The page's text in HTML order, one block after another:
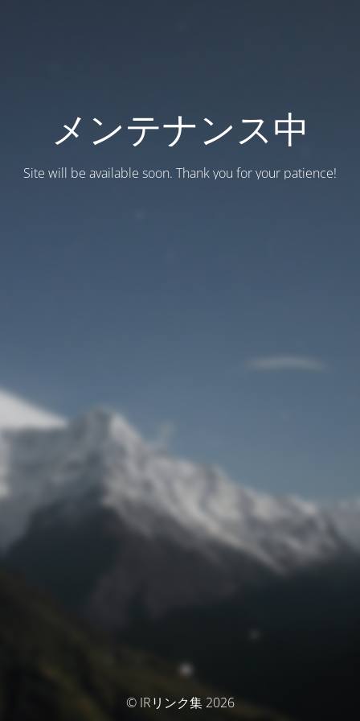
メンテナンス中
Site will be available soon. Thank you for your patience!
© IRリンク集 2026